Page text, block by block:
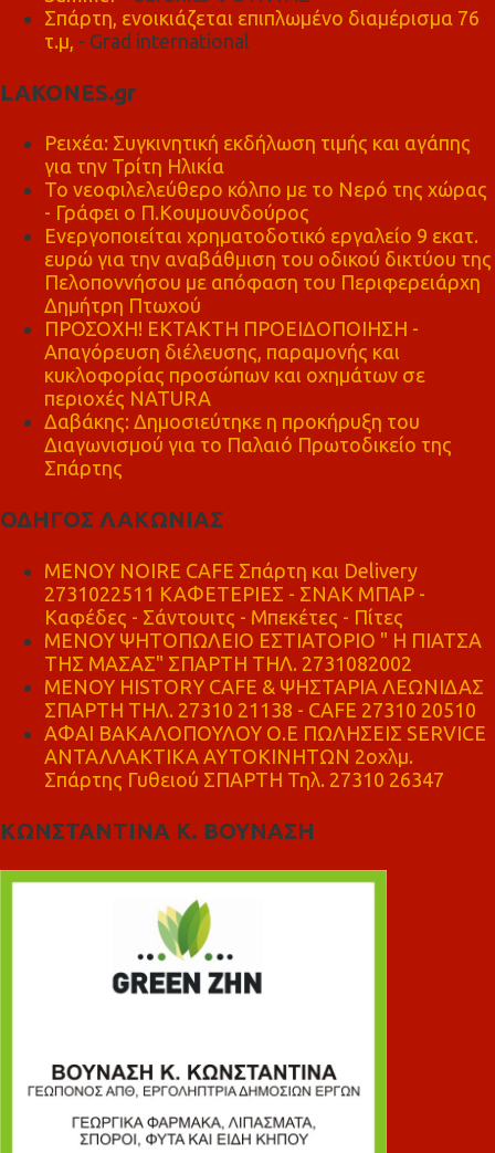
Σπάρτη, ενοικιάζεται επιπλωμένο διαμέρισμα 76
τ.μ, - Grad international
LAKONES.gr
Ρειχέα: Συγκινητική εκδήλωση τιμής και αγάπης
για την Τρίτη Ηλικία
Το νεοφιλελεύθερο κόλπο με το Νερό της χώρας
- Γράφει ο Π.Κουμουνδούρος
Ενεργοποιείται χρηματοδοτικό εργαλείο 9 εκατ.
ευρώ για την αναβάθμιση του οδικού δικτύου της
Πελοποννήσου με απόφαση του Περιφερειάρχη
Δημήτρη Πτωχού
ΠΡΟΣΟΧΗ! ΕΚΤΑΚΤΗ ΠΡΟΕΙΔΟΠΟΙΗΣΗ -
Απαγόρευση διέλευσης, παραμονής και
κυκλοφορίας προσώπων και οχημάτων σε
περιοχές NATURA
Δαβάκης: Δημοσιεύτηκε η προκήρυξη του
Διαγωνισμού για το Παλαιό Πρωτοδικείο της
Σπάρτης
ΟΔΗΓΟΣ ΛΑΚΩΝΙΑΣ
MENOY NOIRE CAFE Σπάρτη και Delivery
2731022511 ΚΑΦΕΤΕΡΙΕΣ - ΣΝΑΚ ΜΠΑΡ -
Καφέδες - Σάντουιτς - Μπεκέτες - Πίτες
ΜΕΝΟΥ ΨΗΤΟΠΩΛΕΙΟ ΕΣΤΙΑΤΟΡΙΟ " Η ΠΙΑΤΣΑ
ΤΗΣ ΜΑΣΑΣ" ΣΠΑΡΤΗ ΤΗΛ. 2731082002
ΜΕΝΟΥ HISTORY CAFE & ΨΗΣΤΑΡΙΑ ΛΕΩΝΙΔΑΣ
ΣΠΑΡΤΗ ΤΗΛ. 27310 21138 - CAFE 27310 20510
ΑΦΑΙ ΒΑΚΑΛΟΠΟΥΛΟΥ Ο.Ε ΠΩΛΗΣΕΙΣ SERVICE
ΑΝΤΑΛΛΑΚΤΙΚΑ ΑΥΤΟΚΙΝΗΤΩΝ 2οχλμ.
Σπάρτης Γυθειού ΣΠΑΡΤΗ Τηλ. 27310 26347
ΚΩΝΣΤΑΝΤΙΝΑ Κ. ΒΟΥΝΑΣΗ